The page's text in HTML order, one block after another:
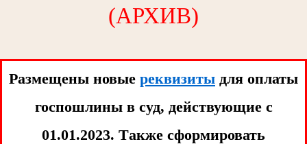
(АРХИВ)
Размещены новые реквизиты для оплаты
госпошлины в суд, действующие с
01.01.2023. Tакже сформировать